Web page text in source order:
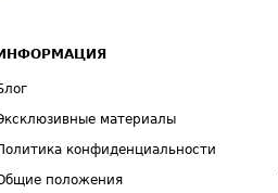
ИНФОРМАЦИЯ
материалы
конфиденциальности
положения